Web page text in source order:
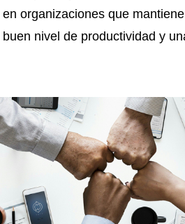
en organizaciones que
buen nivel de productividad y